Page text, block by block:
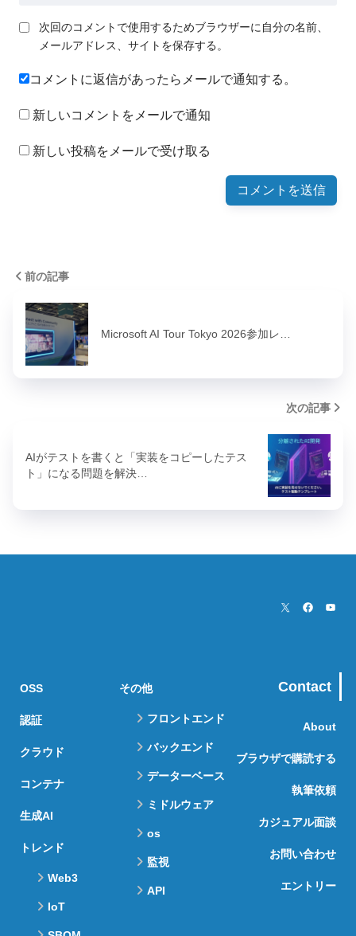
次回のコメントで使用するためブラウザーに自分の名前、
メールアドレス、サイトを保存する。
コメントに返信があったらメールで通知する。
新しいコメントをメールで通知
新しい投稿をメールで受け取る
前の記事
Microsoft AI Tour Tokyo 2026参加レ…
次の記事
AIがテストを書くと「実装をコピーしたテス
ト」になる問題を解決…
OSS
認証
クラウド
コンテナ
生成AI
トレンド
Web3
IoT
その他
フロントエンド
バックエンド
データーベース
ミドルウェア
os
監視
API
Contact
About
ブラウザで購読する
執筆依頼
カジュアル面談
お問い合わせ
エントリー